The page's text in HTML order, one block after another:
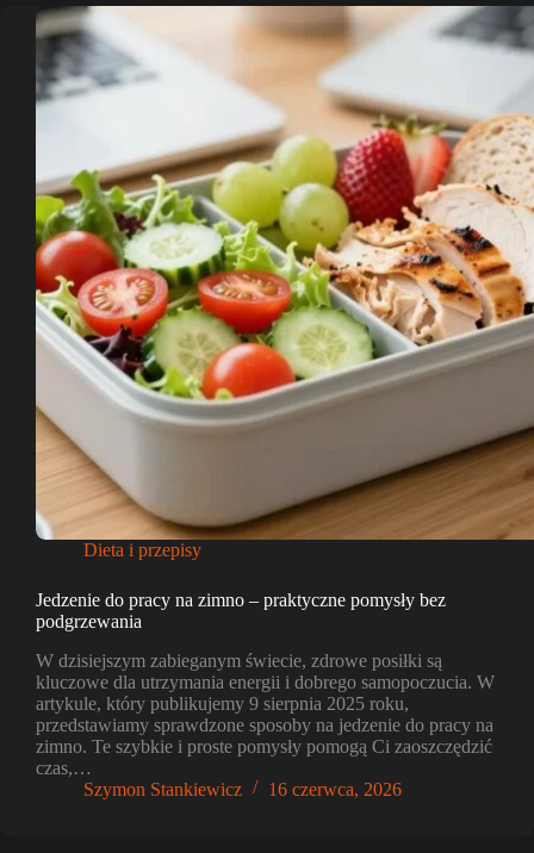
Dieta i przepisy
Jedzenie do pracy na zimno – praktyczne pomysły bez
podgrzewania
W dzisiejszym zabieganym świecie, zdrowe posiłki są
kluczowe dla utrzymania energii i dobrego samopoczucia. W
artykule, który publikujemy 9 sierpnia 2025 roku,
przedstawiamy sprawdzone sposoby na jedzenie do pracy na
zimno. Te szybkie i proste pomysły pomogą Ci zaoszczędzić
czas,…
Szymon Stankiewicz
16 czerwca, 2026